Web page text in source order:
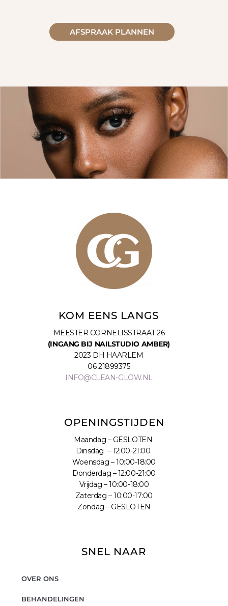
AFSPRAAK PLANNEN
KOM EENS LANGS
MEESTER CORNELISSTRAAT 26
(INGANG BIJ NAILSTUDIO AMBER)
2023 DH HAARLEM
06 21899375
INFO@CLEAN-GLOW.NL
OPENINGSTIJDEN
Maandag – GESLOTEN
Dinsdag – 12:00-21:00
Woensdag – 10:00-18:00
Donderdag – 12:00-21:00
Vrijdag – 10:00-18:00
Zaterdag – 10:00-17:00
Zondag – GESLOTEN
SNEL NAAR
OVER ONS
BEHANDELINGEN